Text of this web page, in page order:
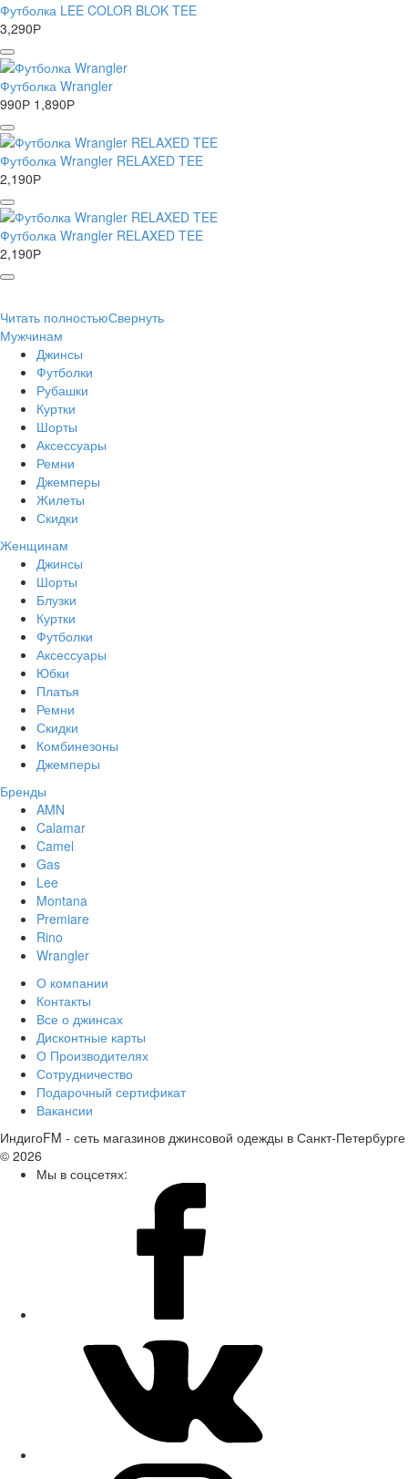
Футболка LEE COLOR BLOK TEE
3,290Р
Футболка Wrangler
990Р 1,890Р
Футболка Wrangler RELAXED TEE
2,190Р
Футболка Wrangler RELAXED TEE
2,190Р
Читать полностьюСвернуть
Мужчинам
Джинсы
Футболки
Рубашки
Куртки
Шорты
Аксессуары
Ремни
Джемперы
Жилеты
Скидки
Женщинам
Джинсы
Шорты
Блузки
Куртки
Футболки
Аксессуары
Юбки
Платья
Ремни
Скидки
Комбинезоны
Джемперы
Бренды
AMN
Calamar
Camel
Gas
Lee
Montana
Premiare
Rino
Wrangler
О компании
Контакты
Все о джинсах
Дисконтные карты
О Производителях
Сотрудничество
Подарочный сертификат
Вакансии
ИндигоFM - сеть магазинов джинсовой одежды в Санкт-Петербурге
© 2026
Мы в соцсетях: